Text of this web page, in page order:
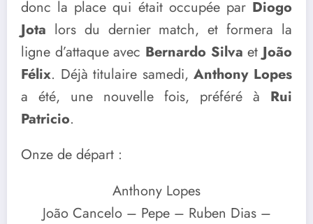
donc la place qui était occupée par Diogo
Jota lors du dernier match, et formera la
ligne d’attaque avec Bernardo Silva etJoão
Félix. Déjà titulaire samedi,Anthony Lopes
a été, une nouvelle fois, préféré à Rui
Patricio.
Onze de départ :
Anthony Lopes
João Cancelo – Pepe – Ruben Dias –